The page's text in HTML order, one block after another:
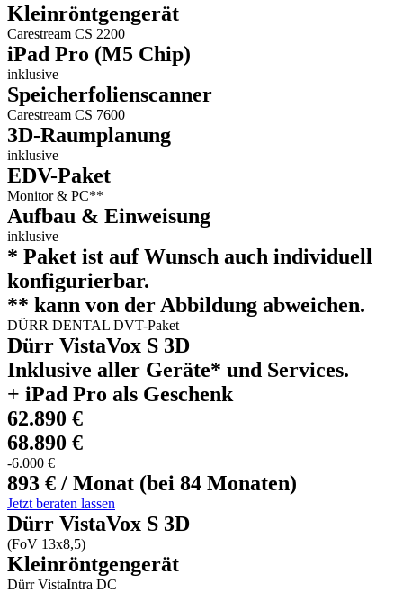
Kleinröntgengerät
Carestream CS 2200
iPad Pro (M5 Chip)
inklusive
Speicherfolienscanner
Carestream CS 7600
3D-Raumplanung
inklusive
EDV-Paket
Monitor & PC**
Aufbau & Einweisung
inklusive
* Paket ist auf Wunsch auch individuell
konfigurierbar.
** kann von der Abbildung abweichen.
DÜRR DENTAL DVT-Paket
Dürr VistaVox S 3D
Inklusive aller Geräte* und Services.
+ iPad Pro als Geschenk
62.890 €
68.890 €
-6.000 €
893 € / Monat (bei 84 Monaten)
Jetzt beraten lassen
Dürr VistaVox S 3D
(FoV 13x8,5)
Kleinröntgengerät
Dürr VistaIntra DC